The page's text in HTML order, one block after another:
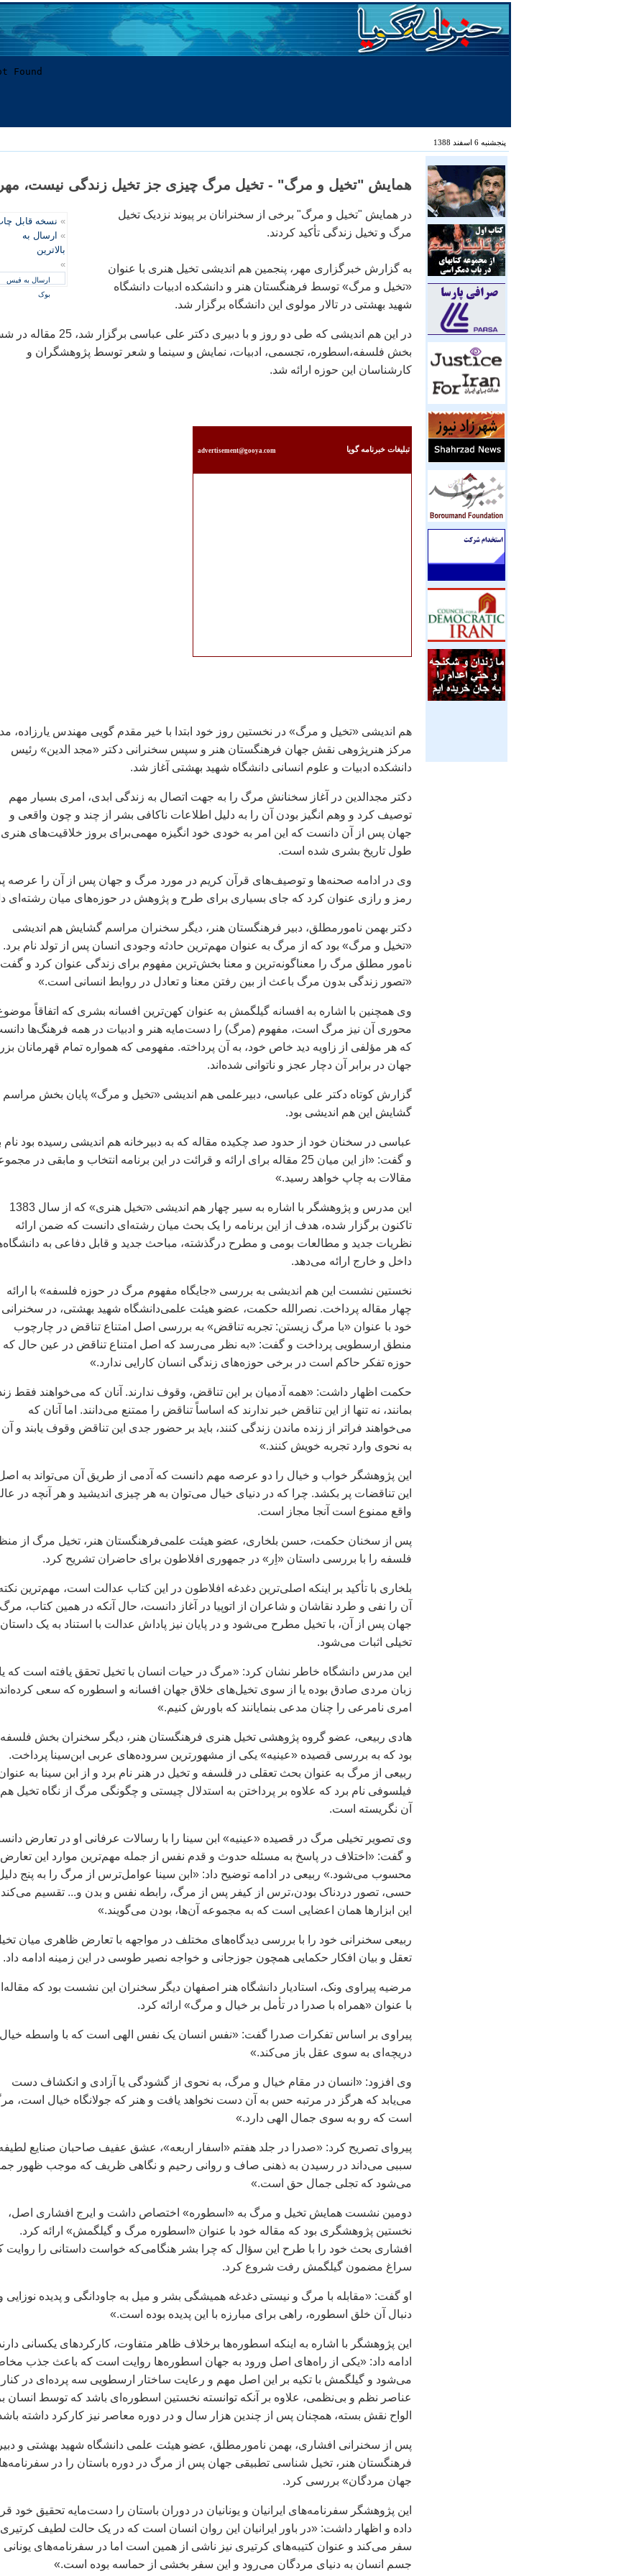
پنجشنبه 6 اسفند 1388
همایش "تخیل و مرگ" - تخیل مرگ چیزی جز تخیل زندگی نیست، مهر
» نسخه قابل
» ارسال به
بالاترین
»
ارسال به فیس
بوک
در همایش "تخیل و مرگ" برخی از سخنرانان بر پیوند نزدیک تخیل
مرگ و تخیل زندگی تأکید کردند.
به گزارش خبرگزاری مهر، پنجمین هم اندیشی تخیل هنری با عنوان
«تخیل و مرگ» توسط فرهنگستان هنر و دانشکده ادبیات دانشگاه
شهید بهشتی در تالار مولوی این دانشگاه برگزار شد.
‌در این هم اندیشی که طی دو روز و با دبیری دکتر علی عباسی برگزار شد،
بخش فلسفه،‌اسطوره، تجسمی، ادبیات، نمایش و سینما و شعر توسط پژوهشگران و
کارشناسان این حوزه ارائه شد.
تبليغات خبرنامه گويا advertisement@gooya.com
هم اندیشی «تخیل و مرگ» در نخستین روز خود ابتدا با خیر مقدم گویی مهندس یارزاده،
مرکز هنرپژوهی نقش جهان فرهنگستان هنر و سپس سخنرانی دکتر «مجد الدین» رئیس
دانشکده ادبیات و علوم انسانی دانشگاه شهید بهشتی آغاز شد.
دکتر مجدالدین در آغاز سخنانش مرگ را به جهت اتصال به زندگی ابدی، امری بسیار مهم
توصیف کرد و وهم انگیز بودن آن را به دلیل اطلاعات ناکافی بشر از چند و چون واقعی و
جهان پس از آن دانست که این امر به خودی خود انگیزه مهمی‌برای بروز خلاقیت‌های هنری
طول تاریخ بشری شده است.
وی در ادامه صحنه‌ها و توصیف‌های قرآن کریم در مورد مرگ و جهان پس از آن را عرصه پر
رمز و رازی عنوان کرد که جای بسیاری برای طرح و پژوهش در حوزه‌های میان رشته‌ای
دکتر بهمن نامورمطلق، دبیر فرهنگستان هنر، دیگر سخنران مراسم گشایش هم اندیشی
«تخیل و مرگ» بود که از مرگ به عنوان مهم‌ترین حادثه وجودی انسان پس از تولد نام برد.
نامور مطلق مرگ را معناگونه‌ترین و معنا بخش‌ترین مفهوم برای زندگی عنوان کرد و
«تصور زندگی بدون مرگ باعث از بین رفتن معنا و تعادل در روابط انسانی است.»
وی همچنین با اشاره به افسانه گیلگمش به عنوان کهن‌ترین افسانه بشری که اتفاقاً
محوری آن نیز مرگ است، مفهوم (مرگ) را دست‌مایه هنر و ادبیات در همه فرهنگ‌ها
که هر مؤلفی از زاویه دید خاص خود، به آن پرداخته. مفهومی که همواره تمام قهرمانان
جهان در برابر آن دچار عجز و ناتوانی شده‌اند.
گزارش کوتاه دکتر علی عباسی، دبیرعلمی هم اندیشی «تخیل و مرگ» پایان بخش مراسم
گشایش این هم اندیشی بود.
عباسی در سخنان خود از حدود صد چکیده مقاله که به دبیرخانه هم اندیشی رسیده بود نام
و گفت: «از این میان 25 مقاله برای ارائه و قرائت در این برنامه انتخاب و مابقی در
مقالات به چاپ خواهد رسید.»
این مدرس و پژوهشگر با اشاره به سیر چهار هم اندیشی «تخیل هنری» که از سال 1383
تاکنون برگزار شده، هدف از این برنامه را یک بحث میان رشته‌ای دانست که ضمن ارائه
نظریات جدید و مطالعات بومی ‌و مطرح درگذشته، مباحث جدید و قابل دفاعی به
داخل و خارج ارائه می‌دهد.
نخستین نشست این هم اندیشی به بررسی «جایگاه مفهوم مرگ در حوزه فلسفه» با ارائه
چهار مقاله پرداخت. نصرالله حکمت، عضو هیئت علمی‌دانشگاه شهید بهشتی، در سخنرانی
خود با عنوان «با مرگ زیستن: تجربه تناقض» به بررسی اصل امتناع تناقض در چارچوب
منطق ارسطویی پرداخت و گفت: «به نظر می‌رسد که اصل امتناع تناقض در عین حال که
حوزه تفکر حاکم است در برخی حوزه‌های زندگی انسان کارایی ندارد.»
حکمت اظهار داشت: «همه آدمیان بر این تناقض، وقوف ندارند. آنان که می‌خواهند فقط
بمانند، نه تنها از این تناقض خبر ندارند که اساساً تناقض را ممتنع می‌دانند. اما آنان که
می‌خواهند فراتر از زنده ماندن زندگی کنند، باید بر حضور جدی این تناقض وقوف یابند و آن
به نحوی وارد تجربه خویش کنند.»
این پژوهشگر خواب و خیال را دو عرصه مهم ‌دانست که آدمی‌ ‌از طریق آن‌ می‌تواند به
این تناقضات پر بکشد. چرا که در دنیای خیال می‌توان به هر چیزی اندیشید و هر آنچه در
واقع ممنوع است آنجا مجاز است.
پس از سخنان حکمت، حسن بلخاری، عضو هیئت علمی‌فرهنگستان هنر، تخیل مرگ از
فلسفه را با بررسی داستان «اِر» در جمهوری افلاطون برای حاضران تشریح کرد.
بلخاری با تأکید بر اینکه اصلی‌ترین دغدغه افلاطون در این کتاب عدالت است، مهم‌ترین
آن را نفی و‌ طرد نقاشان و شاعران از اتوپیا در آغاز دانست، حال آنکه در همین کتاب،
جهان پس از آن، با تخیل مطرح می‌شود و در پایان نیز پاداش عدالت با استناد به یک داستان
تخیلی اثبات می‌شود.
این مدرس دانشگاه خاطر نشان کرد: «مرگ در حیات انسان با تخیل تحقق یافته است که یا
زبان مردی صادق بوده یا از سوی تخیل‌های خلاق جهان افسانه و اسطوره که سعی کرده‌اند
امری نامرعی را چنان مدعی بنمایانند که باورش کنیم.»
هادی ربیعی، عضو گروه پژوهشی تخیل هنری فرهنگستان هنر، دیگر سخنران بخش فلسفه
بود که به بررسی قصیده «عینیه» یکی از مشهورترین سروده‌های عربی ابن‌سینا پرداخت.
ربیعی از مرگ به عنوان بحث تعقلی در فلسفه و تخیل در هنر نام برد و از ابن سینا به
فیلسوفی نام برد که علاوه بر پرداختن به استدلال چیستی و چگونگی مرگ از نگاه تخیل هم
آن نگریسته است.
وی تصویر تخیلی مرگ در قصیده «عینیه» ابن سینا را با رسالات عرفانی او در تعارض
و گفت: «اختلاف در پاسخ به مسئله حدوث و قدم نفس از جمله مهم‌ترین موارد این تعارض
محسوب می‌شود.» ربیعی در ادامه توضیح داد: «ابن سینا عوامل‌ترس از مرگ را به پنج
حسی، تصور دردناک بودن،‌ترس از کیفر پس از مرگ، رابطه نفس و بدن و... تقسیم
این ابزارها همان اعضایی است که به مجموعه آن‌ها، بودن می‌گویند.»
ربیعی سخنرانی خود را با بررسی دیدگاه‌های مختلف در مواجهه با تعارض ظاهری میان
تعقل و بیان افکار حکمایی همچون جوزجانی و خواجه نصیر طوسی در این زمینه ادامه داد.
مرضیه پیراوی ونک، استادیار دانشگاه هنر اصفهان دیگر سخنران این نشست بود که
با عنوان «همراه با صدرا در تأمل بر خیال و مرگ» ارائه کرد.
پیراوی بر اساس تفکرات صدرا گفت: «نفس انسان یک نفس الهی است که با واسطه خیال
دریچه‌ای به سوی عقل باز می‌کند.»
وی افزود: «انسان در مقام خیال و مرگ، به نحوی از گشودگی یا آزادی و انکشاف دست
می‌یابد که هرگز در مرتبه حس به آن دست نخواهد یافت و هنر که جولانگاه خیال است،
است که رو به سوی جمال الهی دارد.»
پیروای تصریح کرد: «صدرا در جلد هفتم «اسفار اربعه»، عشق عفیف صاحبان صنایع لطیفه
سببی می‌داند در رسیدن به ذهنی صاف و روانی رحیم و نگاهی ظریف که موجب ظهور
می‌شود که تجلی جمال حق است.»
دومین نشست همایش تخیل و مرگ به «اسطوره» اختصاص داشت و ایرج افشاری اصل،
نخستین پژوهشگری بود که مقاله خود با عنوان «اسطوره مرگ و گیلگمش» ارائه کرد.
افشاری بحث خود را با طرح این سؤال که چرا بشر هنگامی‌که خواست داستانی را روایت
سراغ مضمون گیلگمش رفت شروع کرد.
او گفت: «مقابله با مرگ و نیستی دغدغه همیشگی بشر و میل به جاودانگی و پدیده نوزایی
دنبال آن خلق اسطوره، راهی برای مبارزه با این پدیده بوده است.»
این پژوهشگر با اشاره به اینکه اسطوره‌ها برخلاف ظاهر متفاوت، کارکردهای یکسانی
ادامه داد: «یکی از راه‌های اصل ورود به جهان اسطوره‌ها روایت است که باعث جذب
می‌شود و گیلگمش با تکیه بر این اصل مهم و رعایت ساختار ارسطویی سه پرده‌ای در کنار
عناصر نظم و بی‌نظمی، ‌علاوه بر آنکه توانسته نخستین اسطوره‌ای باشد که توسط انسان بر
الواح نقش بسته، همچنان پس از چندین هزار سال و در دوره معاصر نیز کارکرد داشته
پس از سخنرانی افشاری، بهمن نامورمطلق، عضو هیئت علمی ‌دانشگاه شهید بهشتی و دبیر
فرهنگستان هنر، تخیل شناسی تطبیقی جهان پس از مرگ در دوره باستان را در
جهان مردگان» بررسی کرد.
این پژوهشگر سفرنامه‌های ایرانیان و یونانیان در دوران باستان را دست‌مایه تحقیق خود
داده و اظهار داشت:‌ «در باور ایرانیان این روان انسان است که در یک حالت لطیف کرتیری
سفر می‌کند و عنوان کتیبه‌های کرتیری نیز ناشی از همین است اما در سفرنامه‌های یونانی
جسم انسان به دنیای مردگان می‌رود و این سفر بخشی از حماسه بوده است.»